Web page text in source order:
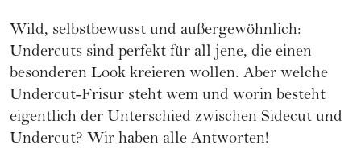
Wild, selbstbewusst und außergewöhnlich:
Undercuts sind perfekt für all jene, die einen
besonderen Look kreieren wollen. Aber welche
Undercut-Frisur steht wem und worin besteht
eigentlich der Unterschied zwischen Sidecut und
Undercut? Wir haben alle Antworten!